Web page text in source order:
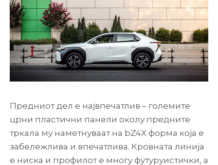
Предниот дел е највпечатлив – големите
црни пластични панели околу предните
тркала му наметнуваат на bZ4X форма која е
забележлива и впечатлива. Кровната линија
е ниска и профилот е многу футуруистички, а